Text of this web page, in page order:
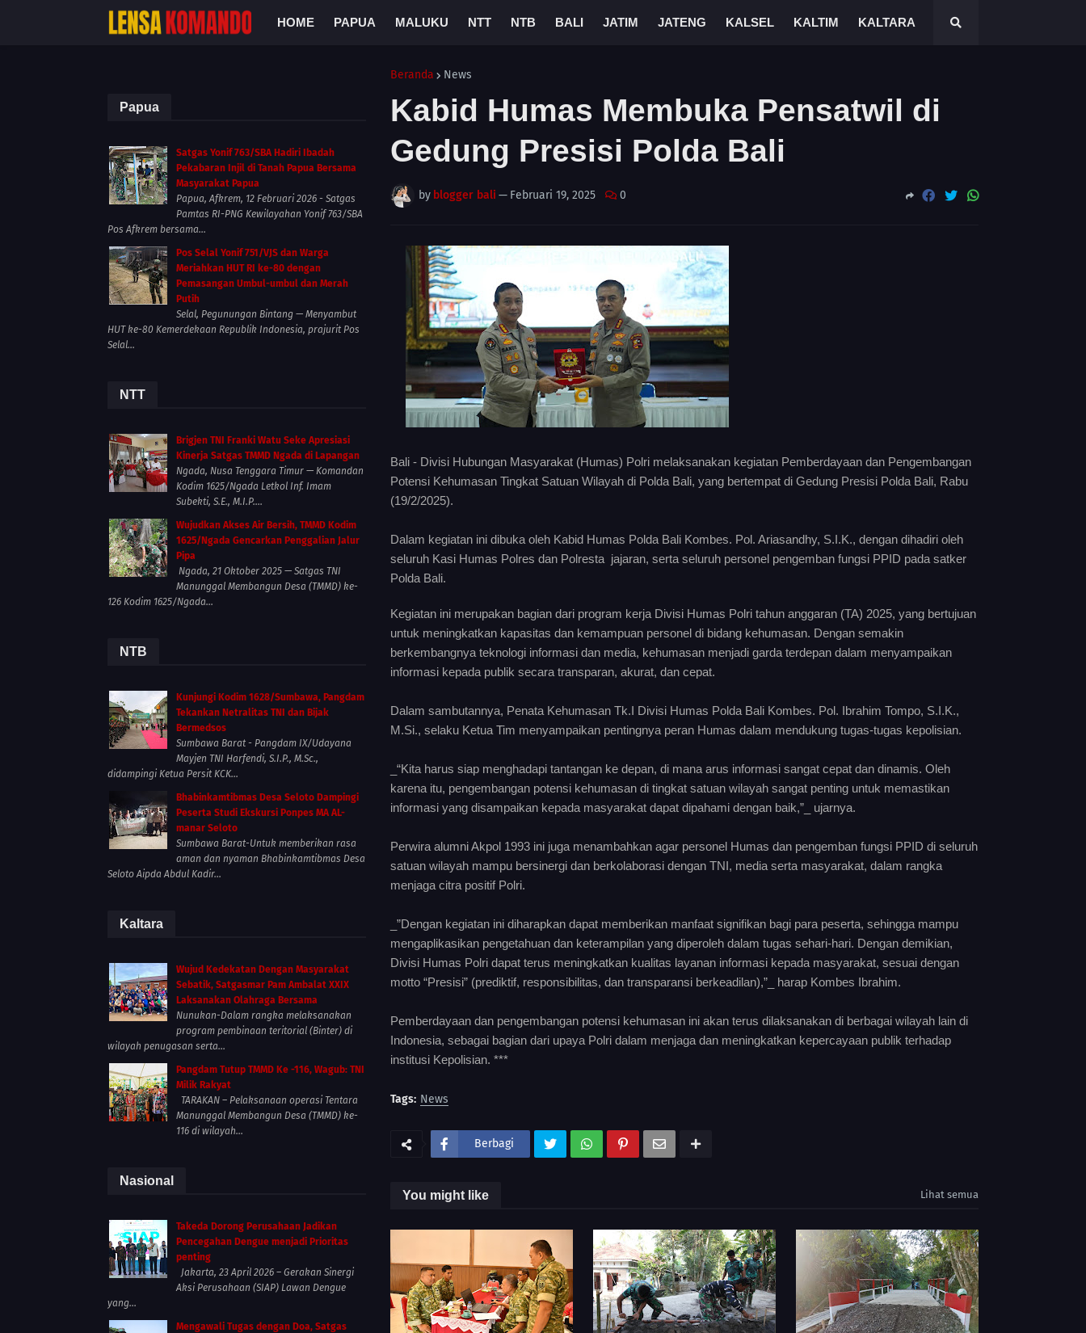
HOME PAPUA MALUKU NTT NTB BALI JATIM JATENG KALSEL KALTIM KALTARA
Beranda News
Kabid Humas Membuka Pensatwil di
Gedung Presisi Polda Bali
by blogger bali — Februari 19, 2025 0
Bali - Divisi Hubungan Masyarakat (Humas) Polri melaksanakan kegiatan Pemberdayaan dan Pengembangan
Potensi Kehumasan Tingkat Satuan Wilayah di Polda Bali, yang bertempat di Gedung Presisi Polda Bali, Rabu
(19/2/2025).
Dalam kegiatan ini dibuka oleh Kabid Humas Polda Bali Kombes. Pol. Ariasandhy, S.I.K., dengan dihadiri oleh
seluruh Kasi Humas Polres dan Polresta jajaran, serta seluruh personel pengemban fungsi PPID pada satker
Polda Bali.
Kegiatan ini merupakan bagian dari program kerja Divisi Humas Polri tahun anggaran (TA) 2025, yang bertujuan
untuk meningkatkan kapasitas dan kemampuan personel di bidang kehumasan. Dengan semakin
berkembangnya teknologi informasi dan media, kehumasan menjadi garda terdepan dalam menyampaikan
informasi kepada publik secara transparan, akurat, dan cepat.
Dalam sambutannya, Penata Kehumasan Tk.I Divisi Humas Polda Bali Kombes. Pol. Ibrahim Tompo, S.I.K.,
M.Si., selaku Ketua Tim menyampaikan pentingnya peran Humas dalam mendukung tugas-tugas kepolisian.
_“Kita harus siap menghadapi tantangan ke depan, di mana arus informasi sangat cepat dan dinamis. Oleh
karena itu, pengembangan potensi kehumasan di tingkat satuan wilayah sangat penting untuk memastikan
informasi yang disampaikan kepada masyarakat dapat dipahami dengan baik,”_ ujarnya.
Perwira alumni Akpol 1993 ini juga menambahkan agar personel Humas dan pengemban fungsi PPID di seluruh
satuan wilayah mampu bersinergi dan berkolaborasi dengan TNI, media serta masyarakat, dalam rangka
menjaga citra positif Polri.
_”Dengan kegiatan ini diharapkan dapat memberikan manfaat signifikan bagi para peserta, sehingga mampu
mengaplikasikan pengetahuan dan keterampilan yang diperoleh dalam tugas sehari-hari. Dengan demikian,
Divisi Humas Polri dapat terus meningkatkan kualitas layanan informasi kepada masyarakat, sesuai dengan
motto “Presisi” (prediktif, responsibilitas, dan transparansi berkeadilan),”_ harap Kombes Ibrahim.
Pemberdayaan dan pengembangan potensi kehumasan ini akan terus dilaksanakan di berbagai wilayah lain di
Indonesia, sebagai bagian dari upaya Polri dalam menjaga dan meningkatkan kepercayaan publik terhadap
institusi Kepolisian. ***
Tags: News
Berbagi
You might like Lihat semua
Papua
Satgas Yonif 763/SBA Hadiri Ibadah
Pekabaran Injil di Tanah Papua Bersama
Masyarakat Papua
Papua, Afkrem, 12 Februari 2026 - Satgas
Pamtas RI-PNG Kewilayahan Yonif 763/SBA
Pos Afkrem bersama...
Pos Selal Yonif 751/VJS dan Warga
Meriahkan HUT RI ke-80 dengan
Pemasangan Umbul-umbul dan Merah
Putih
Selal, Pegunungan Bintang — Menyambut
HUT ke-80 Kemerdekaan Republik Indonesia, prajurit Pos
Selal...
NTT
Brigjen TNI Franki Watu Seke Apresiasi
Kinerja Satgas TMMD Ngada di Lapangan
Ngada, Nusa Tenggara Timur — Komandan
Kodim 1625/Ngada Letkol Inf. Imam
Subekti, S.E., M.I.P....
Wujudkan Akses Air Bersih, TMMD Kodim
1625/Ngada Gencarkan Penggalian Jalur
Pipa
Ngada, 21 Oktober 2025 — Satgas TNI
Manunggal Membangun Desa (TMMD) ke-
126 Kodim 1625/Ngada...
NTB
Kunjungi Kodim 1628/Sumbawa, Pangdam
Tekankan Netralitas TNI dan Bijak
Bermedsos
Sumbawa Barat - Pangdam IX/Udayana
Mayjen TNI Harfendi, S.I.P., M.Sc.,
didampingi Ketua Persit KCK...
Bhabinkamtibmas Desa Seloto Dampingi
Peserta Studi Ekskursi Ponpes MA AL-
manar Seloto
Sumbawa Barat-Untuk memberikan rasa
aman dan nyaman Bhabinkamtibmas Desa
Seloto Aipda Abdul Kadir...
Kaltara
Wujud Kedekatan Dengan Masyarakat
Sebatik, Satgasmar Pam Ambalat XXIX
Laksanakan Olahraga Bersama
Nunukan-Dalam rangka melaksanakan
program pembinaan teritorial (Binter) di
wilayah penugasan serta...
Pangdam Tutup TMMD Ke -116, Wagub: TNI
Milik Rakyat
TARAKAN – Pelaksanaan operasi Tentara
Manunggal Membangun Desa (TMMD) ke-
116 di wilayah...
Nasional
Takeda Dorong Perusahaan Jadikan
Pencegahan Dengue menjadi Prioritas
penting
Jakarta, 23 April 2026 – Gerakan Sinergi
Aksi Perusahaan (SIAP) Lawan Dengue
yang...
Mengawali Tugas dengan Doa, Satgas